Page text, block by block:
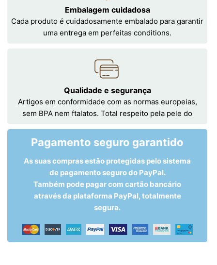
Embalagem cuidadosa
Cada produto é cuidadosamente embalado para garantir
uma entrega em perfeitas conditions.
Qualidade e segurança
Artigos em conformidade com as normas europeias,
sem BPA nem ftalatos. Total respeito pela pele do
Pagamento seguro garantido
As suas compras estão protegidas pelo sistema
de pagamento seguro do PayPal.
Também pode pagar com cartão bancário
através da plataforma PayPal, totalmente
segura.